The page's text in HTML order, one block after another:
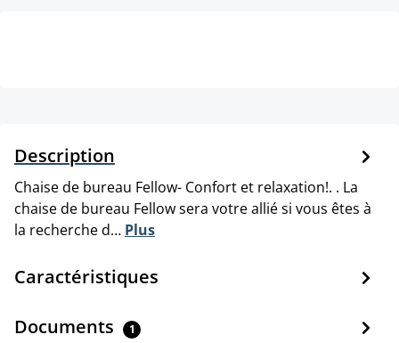
Description
Chaise de bureau Fellow- Confort et relaxation!. . La
chaise de bureau Fellow sera votre allié si vous êtes à
la recherche d… Plus
Caractéristiques
Documents 1